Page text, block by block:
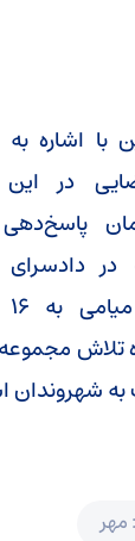
اشاره به
در این
در
به
مهر